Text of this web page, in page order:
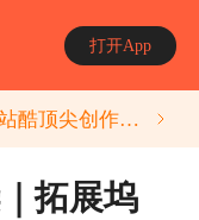
打开App
年度作品集 征集活动
拓展坞